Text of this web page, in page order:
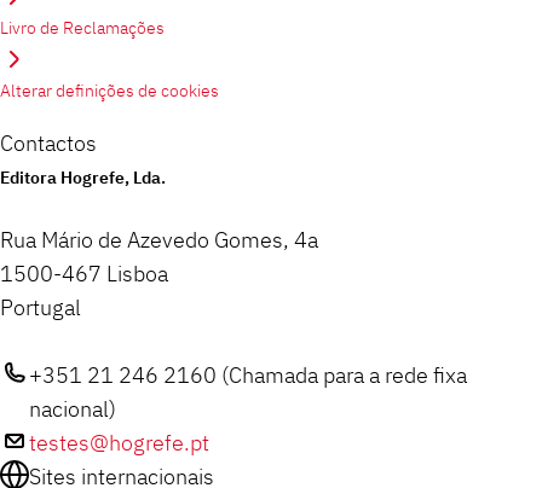
Livro de Reclamações
Alterar definições de cookies
Contactos
Editora Hogrefe, Lda.
Rua Mário de Azevedo Gomes, 4a
1500-467 Lisboa
Portugal
+351 21 246 2160 (Chamada para a rede fixa
nacional)
testes@hogrefe.pt
Sites internacionais